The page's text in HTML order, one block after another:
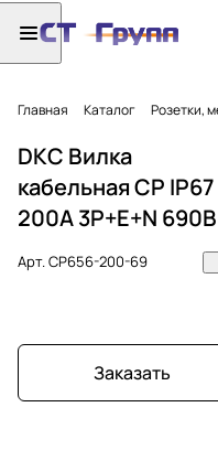
Главная Каталог Розетки,
DKC Вилка
кабельная CP IP67
200A 3P+E+N 690В
Арт.CP656-200-69
Заказать